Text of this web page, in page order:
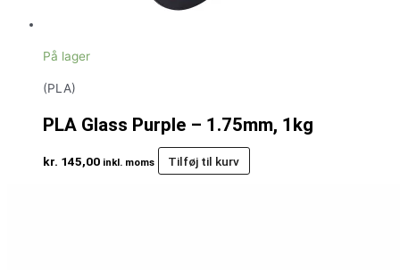
På lager
(PLA)
PLA Glass Purple – 1.75mm, 1kg
kr. 145,00 inkl. moms Tilføj til kurv